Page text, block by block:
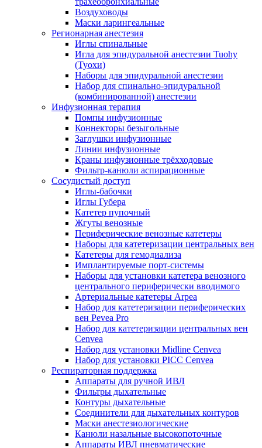
Воздуховоды
Маски ларингеальные
Регионарная анестезия
Иглы спинальные
Игла для эпидуральной анестезии Tuohy
(Туохи)
Наборы для эпидуральной анестезии
Набор для спинально-эпидуральной
(комбинированной) анестезии
Инфузионная терапия
Помпы инфузионные
Коннекторы безыгольные
Заглушки инфузионные
Линии инфузионные
Краны инфузионные трёхходовые
Фильтр-канюли аспирационные
Сосудистый доступ
Иглы-бабочки
Иглы Губера
Катетер пупочный
Жгуты венозные
Периферические венозные катетеры
Наборы для катетеризации центральных вен
Катетеры для гемодиализа
Имплантируемые порт‑системы
Наборы для установки катетера венозного
центрального периферически вводимого
Артериальные катетеры Arpea
Набор для катетеризации периферических
вен Pevea Pro
Набор для катетеризации центральных вен
Cenvea
Набор для установки Midline Cenvea
Набор для установки PICC Cenvea
Респираторная поддержка
Аппараты для ручной ИВЛ
Фильтры дыхательные
Контуры дыхательные
Соединители для дыхательных контуров
Маски анестезиологические
Канюли назальные высокопоточные
Аппараты ИВЛ пневматические